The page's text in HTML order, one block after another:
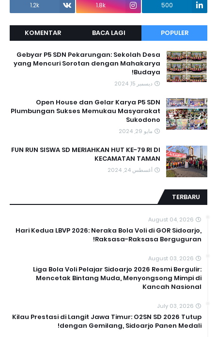
500
1.8k
1.2k
POPULER
BACA LAGI
KOMENTAR
Gebyar P5 SDN Pekarungan: Sekolah Desa
yang Mencuri Sorotan dengan Mahakarya
Budaya!
ديسمبر 15, 2024
Open House dan Gelar Karya P5 SDN
Plumbungan Sukses Memukau Masyarakat
Sukodono
مايو 29, 2024
FUN RUN SISWA SD MERIAHKAN HUT KE-79 RI DI
KECAMATAN TAMAN
أغسطس 24, 2024
TERBARU
August 04, 2026
Hari Kedua LBVP 2026: Neraka Bola Voli di GOR Sidoarjo,
Raksasa-Raksasa Berguguran!
August 03, 2026
Liga Bola Voli Pelajar Sidoarjo 2026 Resmi Bergulir:
Mencetak Bintang Muda, Menyongsong Mimpi di
Kancah Nasional
July 03, 2026
Kilau Prestasi di Langit Jawa Timur: O2SN SD 2026 Tutup
dengan Gemilang, Sidoarjo Panen Medali!